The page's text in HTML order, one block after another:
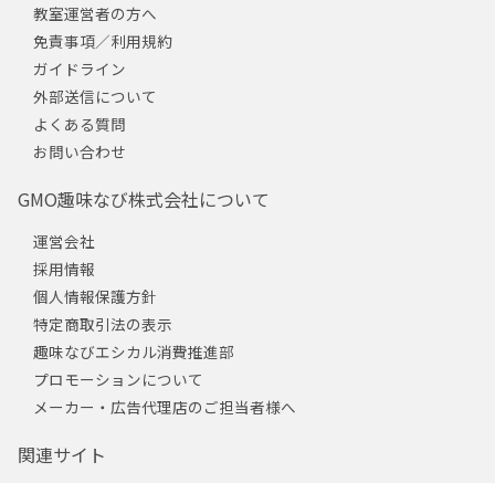
教室運営者の方へ
免責事項／利用規約
ガイドライン
外部送信について
よくある質問
お問い合わせ
GMO趣味なび株式会社について
運営会社
採用情報
個人情報保護方針
特定商取引法の表示
趣味なびエシカル消費推進部
プロモーションについて
メーカー・広告代理店のご担当者様へ
関連サイト